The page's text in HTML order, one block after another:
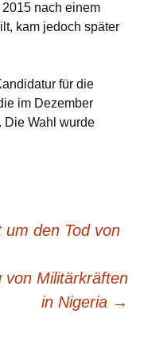
nach einem
kam jedoch später
für die
im Dezember
Die Wahl wurde
um den Tod von
von Militärkräften
in Nigeria →